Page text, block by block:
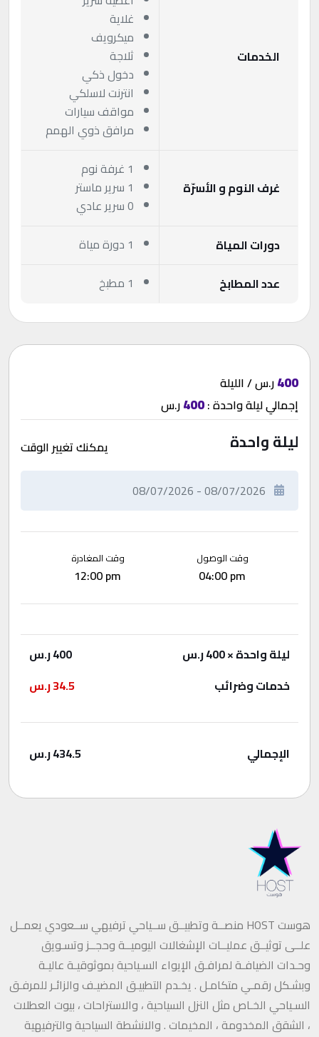
الخدمات
غلاية
ميكرويف
ثلاجة
دخول ذكي
انترنت لاسلكي
مواقف سيارات
مرافق ذوي الهمم
غرف النوم و الأسرّة
1 غرفة نوم
1 سرير ماستر
0 سرير عادي
دورات المياة
1 دورة مياة
عدد المطابخ
1 مطبخ
400ر.س / الليلة
إجماليليلة واحدة:
400ر.س
ليلة واحدة يمكنك تغيير الوقت
وقت الوصول
04:00 pm
وقت المغادرة
12:00 pm
ليلة واحدة× 400 ر.س 400ر.س
خدمات وضرائب
34.5ر.س
الإجمالي 434.5ر.س
هوست HOST منصــة وتطبيــق ســياحي ترفيهي ســعودي يعمــل
علــى توثيــق عمليــات الإشغالات اليوميــة وحجــز وتسـويق
وحـدات الضيافـة لمرافـق الإيواء السـياحية بموثوقيـة عاليـة
وبشـكل رقمـي متكامـل . يخـدم التطبيـق المضيـف والزائـر للمرفـق
السـياحي الخـاص مثل النزل السياحية ، والاستراحات ، بيوت العطلات
، الشقق المخدومة ، المخيمات . والانشطة السياحية والترفيهية